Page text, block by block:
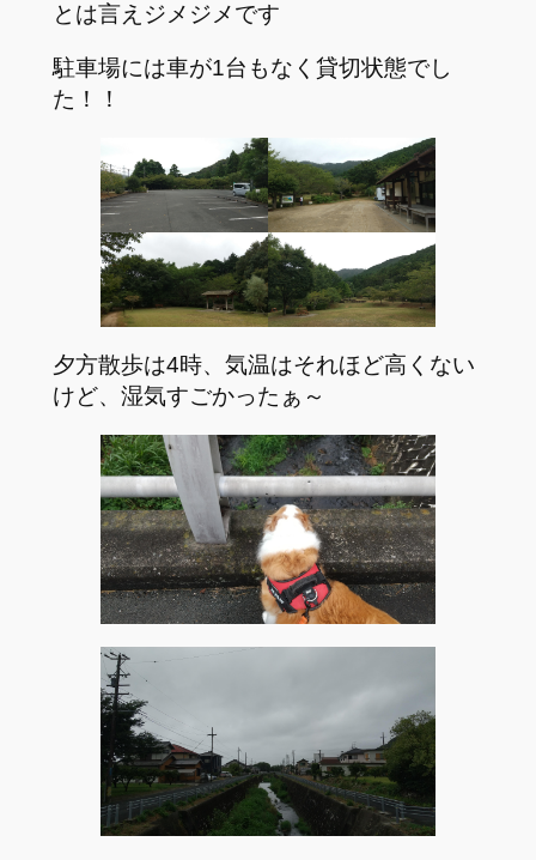
とは言えジメジメです
駐車場には車が1台もなく貸切状態でし
た！！
夕方散歩は4時、気温はそれほど高くない
けど、湿気すごかったぁ～